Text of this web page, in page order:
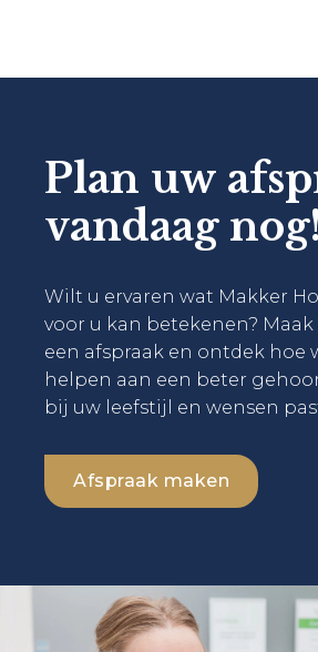
Plan uw
vandaag nog!
Wilt u ervaren wat Makker
voor u kan betekenen?
een afspraak en ontdek hoe
helpen aan een beter
bij uw leefstijl en wensen
Afspraak maken